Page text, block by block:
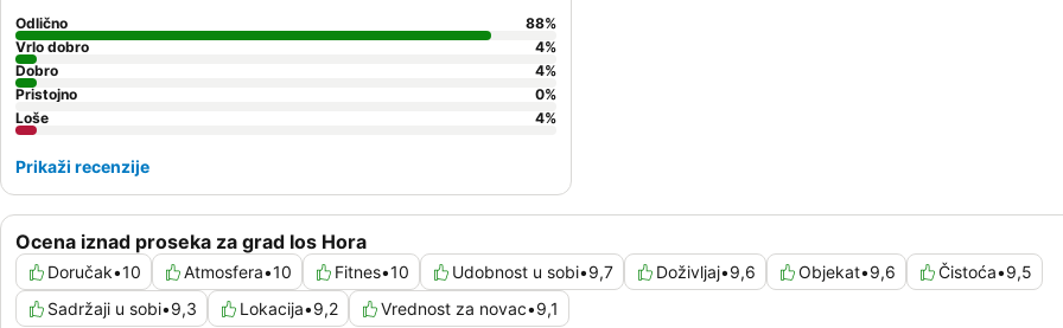
Ocena iznad proseka za grad Ios Hora
Doručak•10 Atmosfera•10 Fitnes•10 Udobnost u sobi•9,7 Doživljaj•9,6 Objekat•9,6 Čistoća•9,5
Sadržaji u sobi•9,3 Lokacija•9,2 Vrednost za novac•9,1
Odlično 88%
Vrlo dobro
4%
Dobro
4%
Pristojno
0%
Loše
4%
Prikaži recenzije